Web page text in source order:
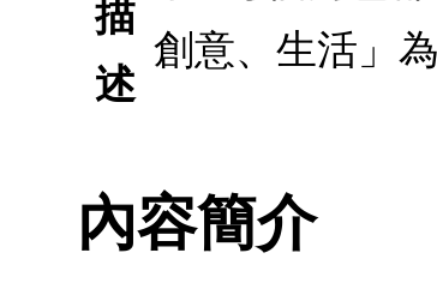
描
述
創意、生活」
內容簡介